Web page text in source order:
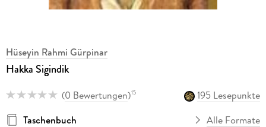
Hüseyin Rahmi Gürpinar
Hakka Sigindik
(0 Bewertungen)15
195 Lesepunkte
Taschenbuch
Alle Formate